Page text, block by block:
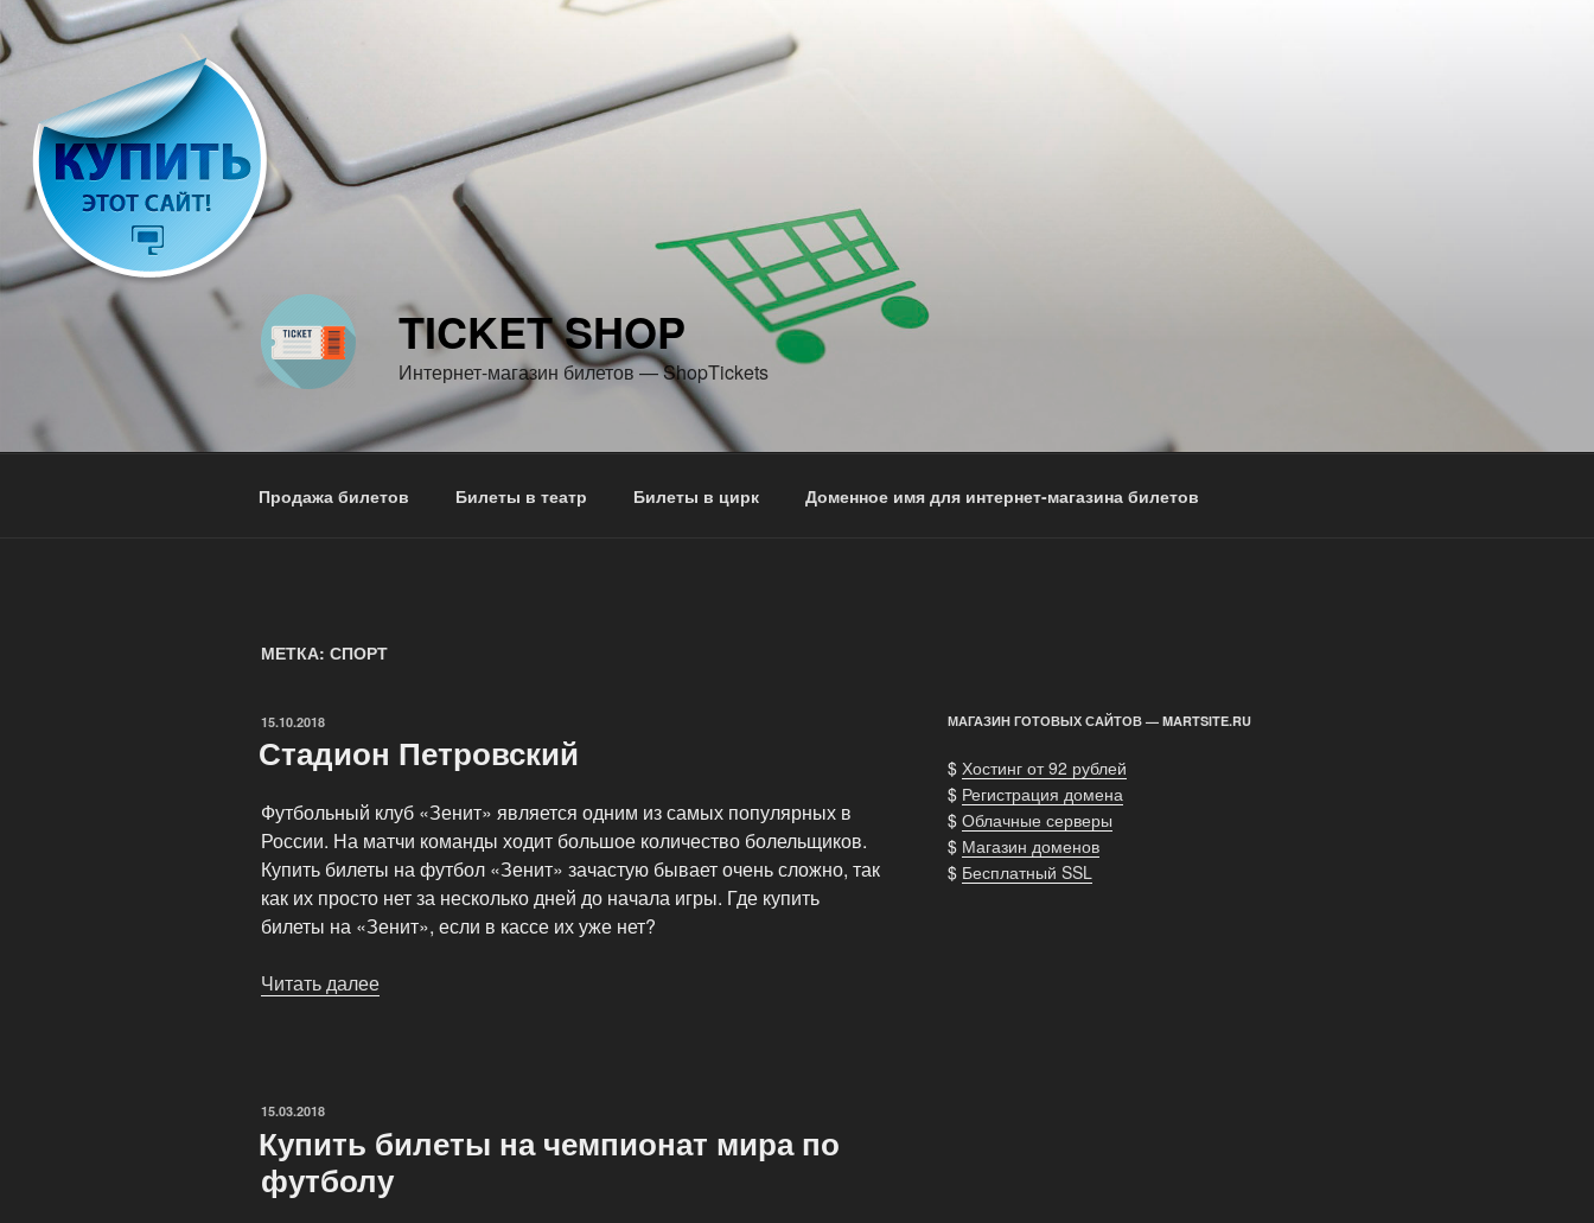
Перейти
к
содержимому
TICKET SHOP
Интернет-магазин билетов — ShopTickets
Продажа билетов Билеты в театр Билеты в цирк Доменное имя для интернет-магазина билетов
МЕТКА: СПОРТ
ОПУБЛИКОВАНО
15.10.2018
Стадион Петровский
Футбольный клуб «Зенит» является одним из самых популярных в
России. На матчи команды ходит большое количество болельщиков.
Купить билеты на футбол «Зенит» зачастую бывает очень сложно, так
как их просто нет за несколько дней до начала игры. Где купить
билеты на «Зенит», если в кассе их уже нет?
Читать далее
ОПУБЛИКОВАНО
15.03.2018
Купить билеты на чемпионат мира по
футболу
МАГАЗИН ГОТОВЫХ САЙТОВ — MARTSITE.RU
$ Хостинг от 92 рублей
$ Регистрация домена
$ Облачные серверы
$ Магазин доменов
$ Бесплатный SSL